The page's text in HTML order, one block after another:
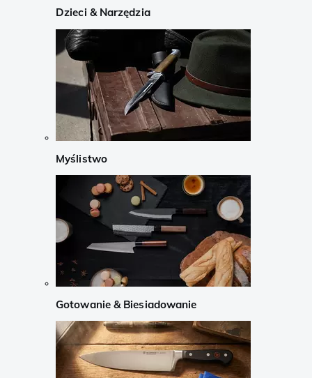
Dzieci & Narzędzia
Myślistwo
Gotowanie & Biesiadowanie